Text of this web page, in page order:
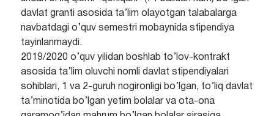
davlat granti asosida ta’lim olayotgan talabalarga
navbatdagi o’quv semestri mobaynida stipendiya
tayinlanmaydi.
2019/2020 o’quv yilidan boshlab to’lov-kontrakt
asosida ta’lim oluvchi nomli davlat stipendiyalari
sohiblari, 1 va 2-guruh nogironligi bo’lgan, to’liq davlat
ta’minotida bo’lgan yetim bolalar va ota-ona